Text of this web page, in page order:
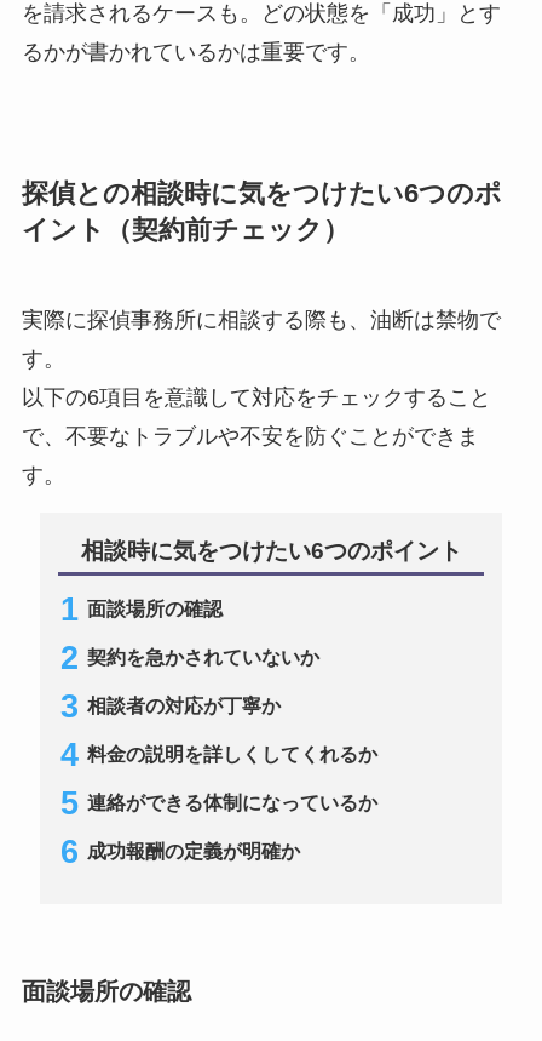
を請求されるケースも。どの状態を「成功」とす
るかが書かれているかは重要です。
探偵との相談時に気をつけたい6つのポ
イント（契約前チェック）
実際に探偵事務所に相談する際も、油断は禁物で
す。
以下の6項目を意識して対応をチェックすること
で、不要なトラブルや不安を防ぐことができま
す。
相談時に気をつけたい6つのポイント
面談場所の確認
契約を急かされていないか
相談者の対応が丁寧か
料金の説明を詳しくしてくれるか
連絡ができる体制になっているか
成功報酬の定義が明確か
面談場所の確認